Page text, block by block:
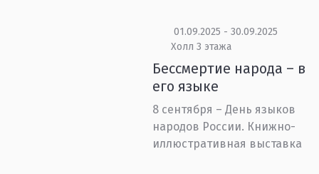
01.09.2025 - 30.09.2025
Холл 3 этажа
Бессмертие народа – в
его языке
8 сентября – День языков
народов России. Книжно-
иллюстративная выставка